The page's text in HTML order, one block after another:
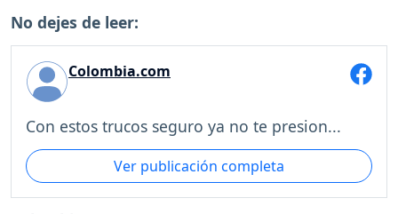
No dejes de leer:
Colombia.com
Con estos trucos seguro ya no te presion...
Ver publicación completa